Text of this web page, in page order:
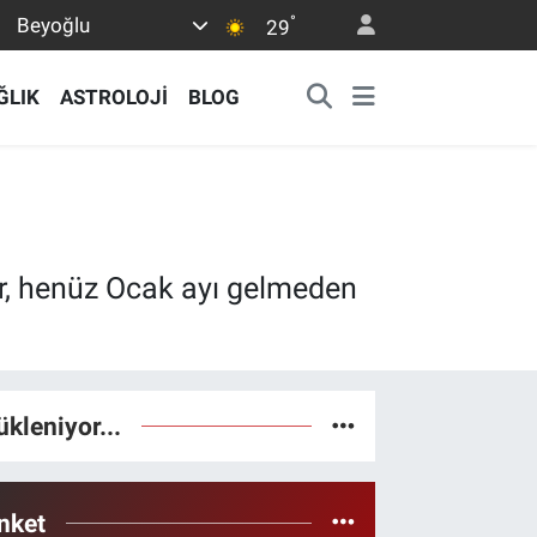
Beyoğlu 29°
ASTROLOJİ BLOG
henüz Ocak ayı gelmeden